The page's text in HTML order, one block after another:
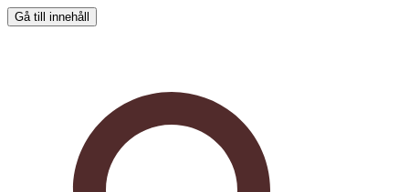
Gå till innehåll